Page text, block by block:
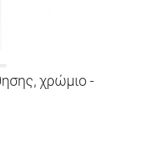
χρώμιο -